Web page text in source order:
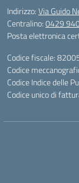
Indirizzo:Via Guido
Centralino:0429
Posta elettronica
Codice fiscale:
Codice
Codice Indice delle
Codice unico di